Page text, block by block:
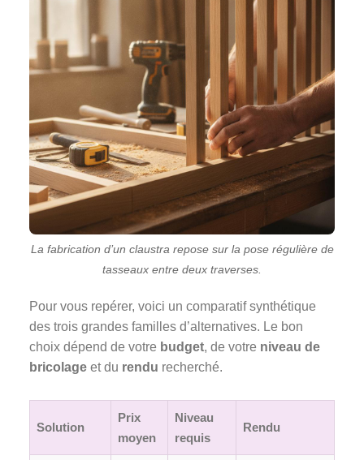
La fabrication d’un claustra repose sur la pose régulière de
tasseaux entre deux traverses.
Pour vous repérer, voici un comparatif synthétique
des trois grandes familles d’alternatives. Le bon
choix dépend de votre budget, de votre niveau de
bricolage et du rendu recherché.
Solution
Prix
moyen
Niveau
requis
Rendu